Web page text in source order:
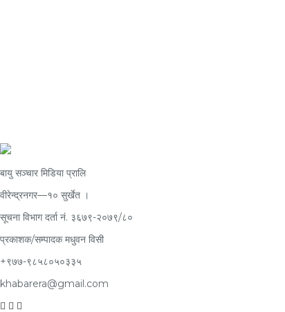
बायु सञ्चार मिडिया प्रालि
वीरेन्द्रनगर—१० सुर्खेत ।
सूचना विभाग दर्ता नं. ३६७९-२०७९/८०
प्रकाशक/सम्पादकमधुवन विसी
+९७७-९८५८०५०३३५
khabarera@gmail.com